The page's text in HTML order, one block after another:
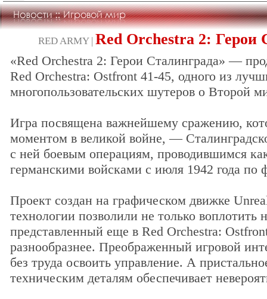
RED ARMY | Red Orchestra 2: Герои
«Red Orchestra 2: Герои Сталинграда» —
Red Orchestra: Ostfront 41-45, одного из
многопользовательских шутеров о Второй
Игра посвящена важнейшему сражению,
моментом в великой войне, —
с ней боевым операциям, проводившимся
германскими войсками с июля 1942 года по
Проект создан на графическом движке
технологии позволили не только воплотить
представленный еще в Red Orchestra:
разнообразнее. Преображенный игровой
без труда освоить управление. А
техническим деталям обеспечивает